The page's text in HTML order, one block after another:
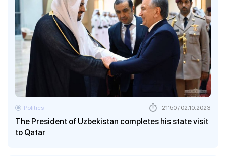
The President of Uzbekistan completes his state visit
to Qatar
Politics 21:50 / 02.10.2023